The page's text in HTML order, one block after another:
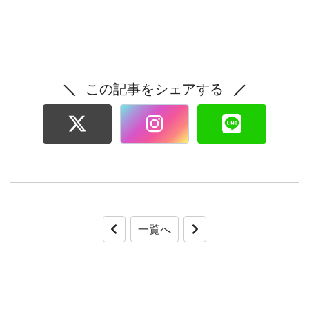
この記事をシェアする
一覧へ